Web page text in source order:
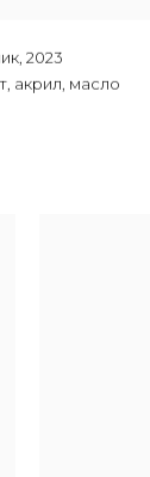
,2023
акрил, масло